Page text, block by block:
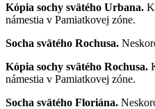
Kópia sochy svätého Urbana.
námestia v Pamiatkovej zóne.
Socha svätého Rochusa.
Kópia sochy svätého Rochusa.
námestia v Pamiatkovej zóne.
Socha svätého Floriána.